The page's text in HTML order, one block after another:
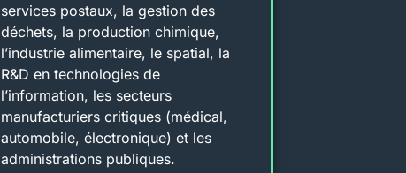
services postaux, la gestion des
déchets, la production chimique,
l’industrie alimentaire, le spatial, la
R&D en technologies de
l’information, les secteurs
manufacturiers critiques (médical,
automobile, électronique) et les
administrations publiques.